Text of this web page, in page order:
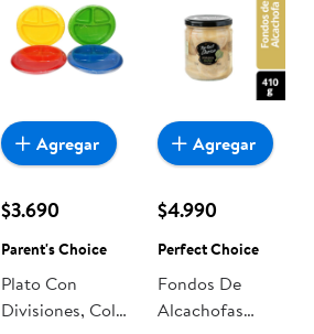
$3.690
Parent's Choice
Plato Con
Divisiones, Color
Agregar
$4.990
Perfect Choice
Fondos De
Alcachofas
Agregar